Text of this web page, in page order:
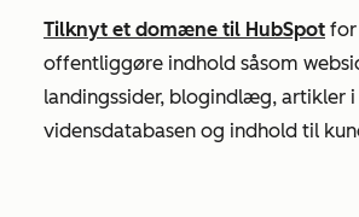
Tilknyt et domæne til HubSpot
offentliggøre indhold såsom
landingssider, blogindlæg, artikler i
vidensdatabasen og indhold til